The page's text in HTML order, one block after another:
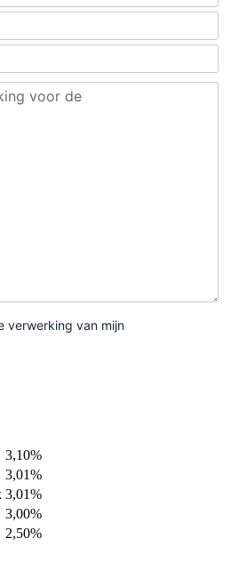
3,10%
3,01%
3,01%
3,00%
2,50%